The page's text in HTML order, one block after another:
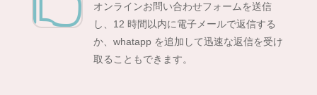
オンラインお問い合わせフォームを送信
し、12 時間以内に電子メールで返信する
か、whatapp を追加して迅速な返信を受け
取ることもできます。